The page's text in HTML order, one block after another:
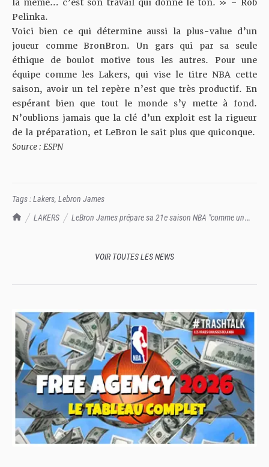
TrashTalk Actu NBA
LAKERS
LeBron James prépare sa 21e saison NBA "comme un
la même… c’est son travail qui donne le ton. » – Rob
Pelinka.
Voici bien ce qui détermine aussi la plus-value d’un
joueur comme BronBron. Un gars qui par sa seule
éthique de boulot motive tous les autres. Pour une
équipe comme les Lakers, qui vise le titre NBA cette
saison, avoir un tel repère n’est que très productif. En
espérant bien que tout le monde s’y mette à fond.
N’oublions jamais que la clé d’un exploit est la rigueur
de la préparation, et LeBron le sait plus que quiconque.
Source : ESPN
Tags :Lakers, Lebron James
VOIR TOUTES LES NEWS